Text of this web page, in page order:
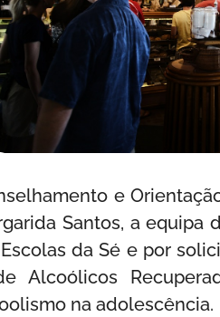
e
Santos, a equipa
da Sé e por
Alcoólicos
na adolescência.